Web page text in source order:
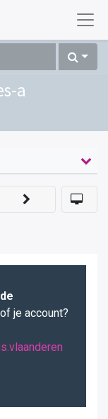
a
je account?